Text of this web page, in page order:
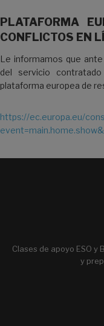
PLATAFORMA
CONFLICTOS EN
Le informamos que
del servicio
plataforma europea de
https://ec.europa.eu/
Clases de apoyo ESO y
y